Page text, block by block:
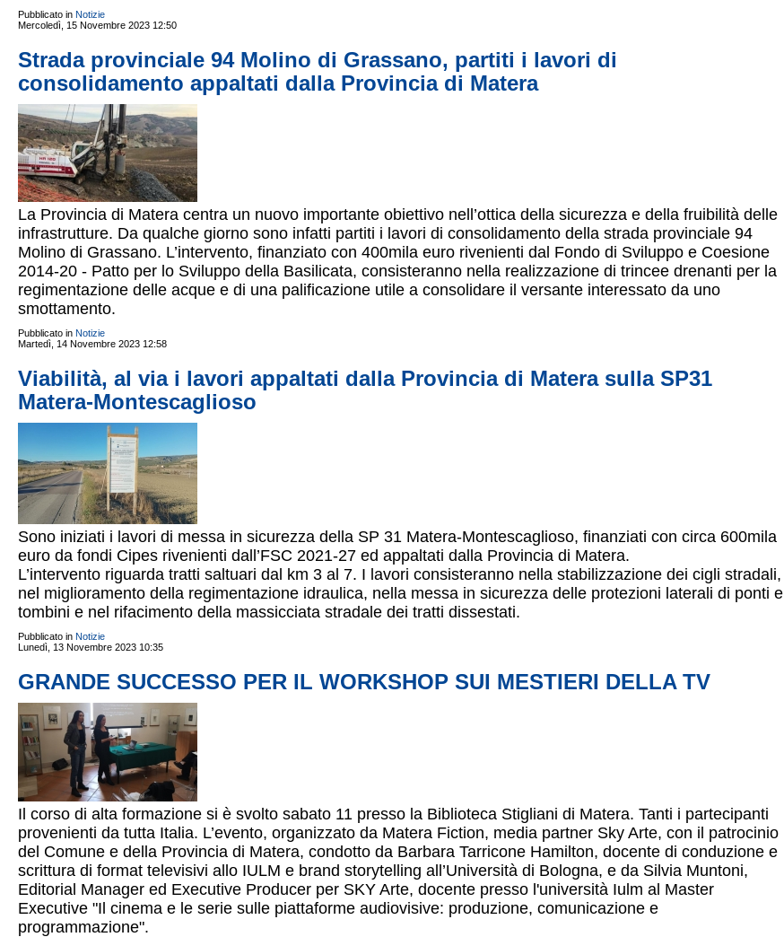
Pubblicato in Notizie
Mercoledì, 15 Novembre 2023 12:50
Strada provinciale 94 Molino di Grassano, partiti i lavori di
consolidamento appaltati dalla Provincia di Matera
La Provincia di Matera centra un nuovo importante obiettivo nell’ottica della sicurezza e della fruibilità delle
infrastrutture. Da qualche giorno sono infatti partiti i lavori di consolidamento della strada provinciale 94
Molino di Grassano. L’intervento, finanziato con 400mila euro rivenienti dal Fondo di Sviluppo e Coesione
2014-20 - Patto per lo Sviluppo della Basilicata, consisteranno nella realizzazione di trincee drenanti per la
regimentazione delle acque e di una palificazione utile a consolidare il versante interessato da uno
smottamento.
Pubblicato in Notizie
Martedì, 14 Novembre 2023 12:58
Viabilità, al via i lavori appaltati dalla Provincia di Matera sulla SP31
Matera-Montescaglioso
Sono iniziati i lavori di messa in sicurezza della SP 31 Matera-Montescaglioso, finanziati con circa 600mila
euro da fondi Cipes rivenienti dall’FSC 2021-27 ed appaltati dalla Provincia di Matera.
L’intervento riguarda tratti saltuari dal km 3 al 7. I lavori consisteranno nella stabilizzazione dei cigli stradali,
nel miglioramento della regimentazione idraulica, nella messa in sicurezza delle protezioni laterali di ponti e
tombini e nel rifacimento della massicciata stradale dei tratti dissestati.
Pubblicato in Notizie
Lunedì, 13 Novembre 2023 10:35
GRANDE SUCCESSO PER IL WORKSHOP SUI MESTIERI DELLA TV
Il corso di alta formazione si è svolto sabato 11 presso la Biblioteca Stigliani di Matera. Tanti i partecipanti
provenienti da tutta Italia. L’evento, organizzato da Matera Fiction, media partner Sky Arte, con il patrocinio
del Comune e della Provincia di Matera, condotto da Barbara Tarricone Hamilton, docente di conduzione e
scrittura di format televisivi allo IULM e brand storytelling all’Università di Bologna, e da Silvia Muntoni,
Editorial Manager ed Executive Producer per SKY Arte, docente presso l'università Iulm al Master
Executive "Il cinema e le serie sulle piattaforme audiovisive: produzione, comunicazione e
programmazione".